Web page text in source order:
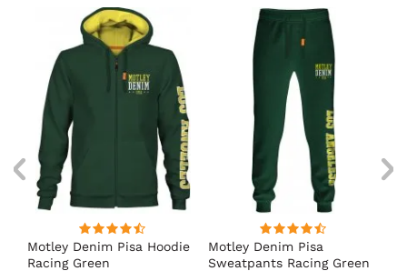
Motley Denim Pisa Hoodie
Racing Green
Motley Denim Pisa
Sweatpants Racing Green